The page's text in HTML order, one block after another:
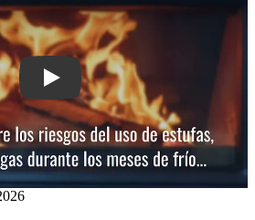
Play: Bomberos alertó sobre los